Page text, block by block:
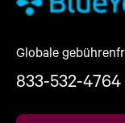
Globale
833-532-4764